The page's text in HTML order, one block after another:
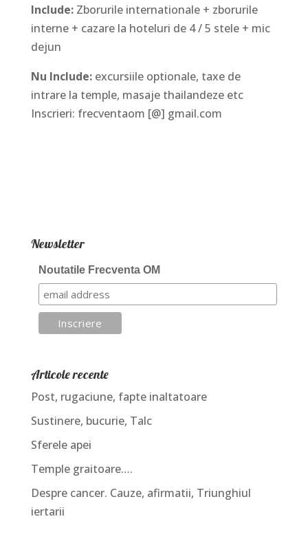
Include: Zborurile internationale + zborurile
interne + cazare la hoteluri de 4 / 5 stele + mic
dejun
Nu Include: excursiile optionale, taxe de
intrare la temple, masaje thailandeze etc
Inscrieri: frecventaom [@] gmail.com
Newsletter
Noutatile Frecventa OM
Articole recente
Post, rugaciune, fapte inaltatoare
Sustinere, bucurie, Talc
Sferele apei
Temple graitoare….
Despre cancer. Cauze, afirmatii, Triunghiul
iertarii